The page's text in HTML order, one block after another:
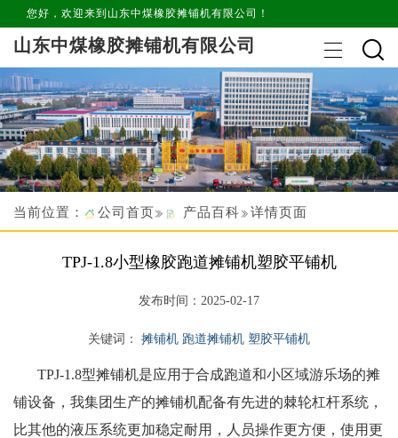
您好，欢迎来到山东中煤橡胶摊铺机有限公司！
山东中煤橡胶摊铺机有限公司
当前位置： 公司首页 产品百科 详情页面
TPJ-1.8小型橡胶跑道摊铺机塑胶平铺机
发布时间：2025-02-17
关键词： 摊铺机 跑道摊铺机 塑胶平铺机
TPJ-1.8型摊铺机是应用于合成跑道和小区域游乐场的摊
铺设备，我集团生产的摊铺机配备有先进的棘轮杠杆系统，
比其他的液压系统更加稳定耐用，人员操作更方便，使用更